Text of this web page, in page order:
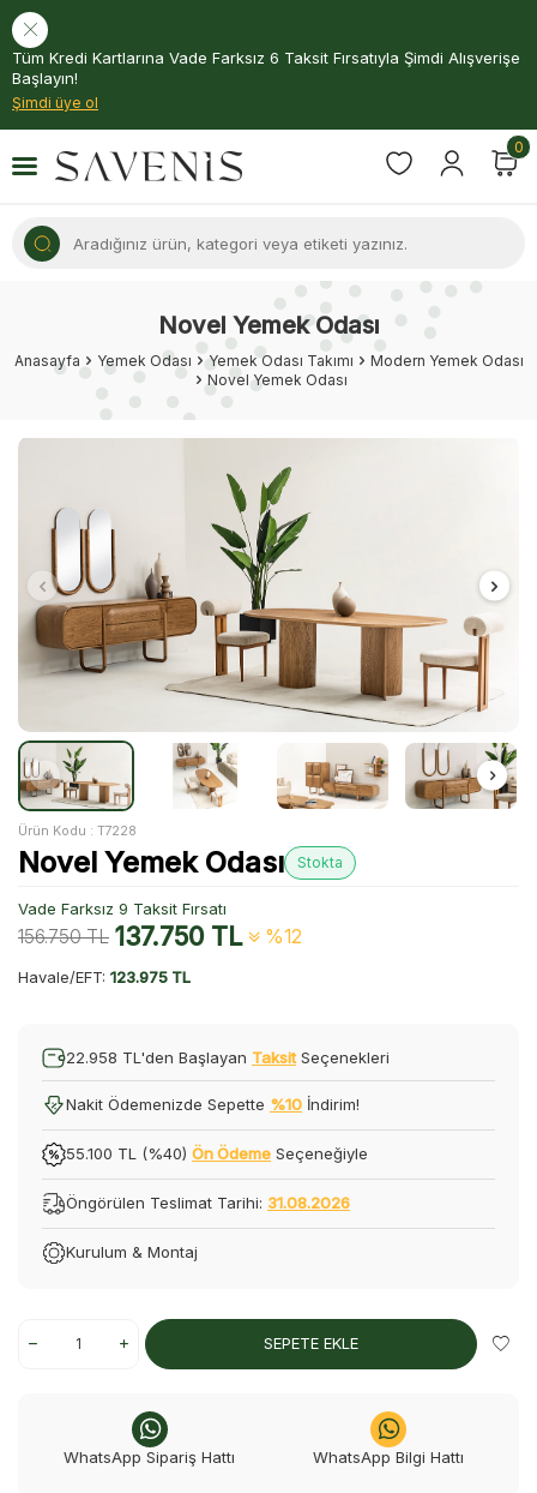
Tüm Kredi Kartlarına Vade Farksız 6 Taksit Fırsatıyla Şimdi Alışverişe
Başlayın!
Şimdi üye ol
0
Novel Yemek Odası
Anasayfa Yemek Odası Yemek Odası Takımı
Modern Yemek Odası
Novel Yemek Odası
Ürün Kodu : T7228
Novel Yemek Odası Stokta
Vade Farksız 9 Taksit Fırsatı
156.750TL 137.750TL %12
Havale/EFT: 123.975 TL
22.958 TL'den Başlayan Taksit Seçenekleri
Nakit Ödemenizde Sepette %10 İndirim!
55.100 TL (%40) Ön Ödeme Seçeneğiyle
Öngörülen Teslimat Tarihi: 31.08.2026
Kurulum & Montaj
SEPETE EKLE
WhatsApp Sipariş Hattı WhatsApp Bilgi Hattı